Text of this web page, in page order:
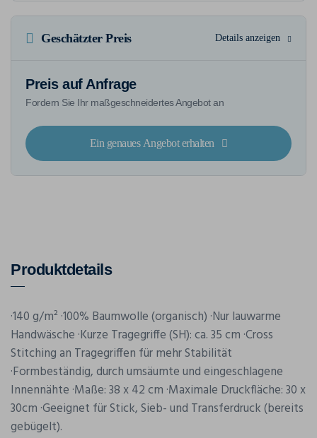
Geschätzter Preis Details anzeigen
Preis auf Anfrage
Fordern Sie Ihr maßgeschneidertes Angebot an
Ein genaues Angebot erhalten
Produktdetails
·140 g/m² ·100% Baumwolle (organisch) ·Nur lauwarme
Handwäsche ·Kurze Tragegriffe (SH): ca. 35 cm ·Cross
Stitching an Tragegriffen für mehr Stabilität
·Formbeständig, durch umsäumte und eingeschlagene
Innennähte ·Maße: 38 x 42 cm ·Maximale Druckfläche: 30 x
30cm ·Geeignet für Stick, Sieb- und Transferdruck (bereits
gebügelt).